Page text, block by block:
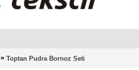
» Toptan Pudra Bornoz Seti